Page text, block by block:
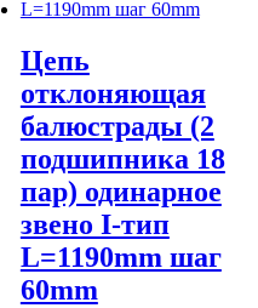
Цепь
отклоняющая
балюстрады (2
подшипника 18
пар) одинарное
звено I-тип
L=1190mm шаг
60mm